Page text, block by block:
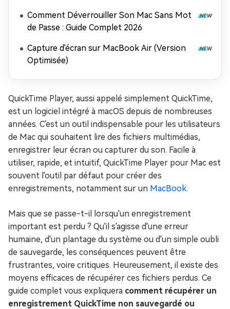
Comment Déverrouiller Son Mac Sans Mot
de Passe : Guide Complet 2026
Capture d'écran sur MacBook Air (Version
Optimisée)
QuickTime Player, aussi appelé simplement QuickTime,
est un logiciel intégré à macOS depuis de nombreuses
années. C'est un outil indispensable pour les utilisateurs
de Mac qui souhaitent lire des fichiers multimédias,
enregistrer leur écran ou capturer du son. Facile à
utiliser, rapide, et intuitif, QuickTime Player pour Mac est
souvent l'outil par défaut pour créer des
enregistrements, notamment sur un MacBook.
Mais que se passe-t-il lorsqu'un enregistrement
important est perdu ? Qu'il s'agisse d'une erreur
humaine, d'un plantage du système ou d'un simple oubli
de sauvegarde, les conséquences peuvent être
frustrantes, voire critiques. Heureusement, il existe des
moyens efficaces de récupérer ces fichiers perdus. Ce
guide complet vous expliquera comment récupérer un
enregistrement QuickTime non sauvegardé ou